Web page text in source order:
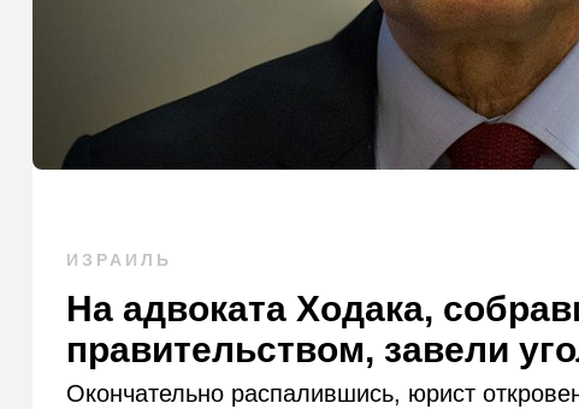
ИЗРАИЛЬ
На адвоката Ходака,
правительством, завели
Окончательно распалившись, юрист